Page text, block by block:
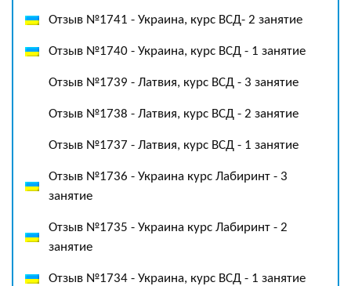
Отзыв №1741 - Украина, курс ВСД- 2 занятие
Отзыв №1740 - Украина, курс ВСД - 1 занятие
Отзыв №1739 - Латвия, курс ВСД - 3 занятие
Отзыв №1738 - Латвия, курс ВСД - 2 занятие
Отзыв №1737 - Латвия, курс ВСД - 1 занятие
Отзыв №1736 - Украина курс Лабиринт - 3
занятие
Отзыв №1735 - Украина курс Лабиринт - 2
занятие
Отзыв №1734 - Украина, курс ВСД - 1 занятие